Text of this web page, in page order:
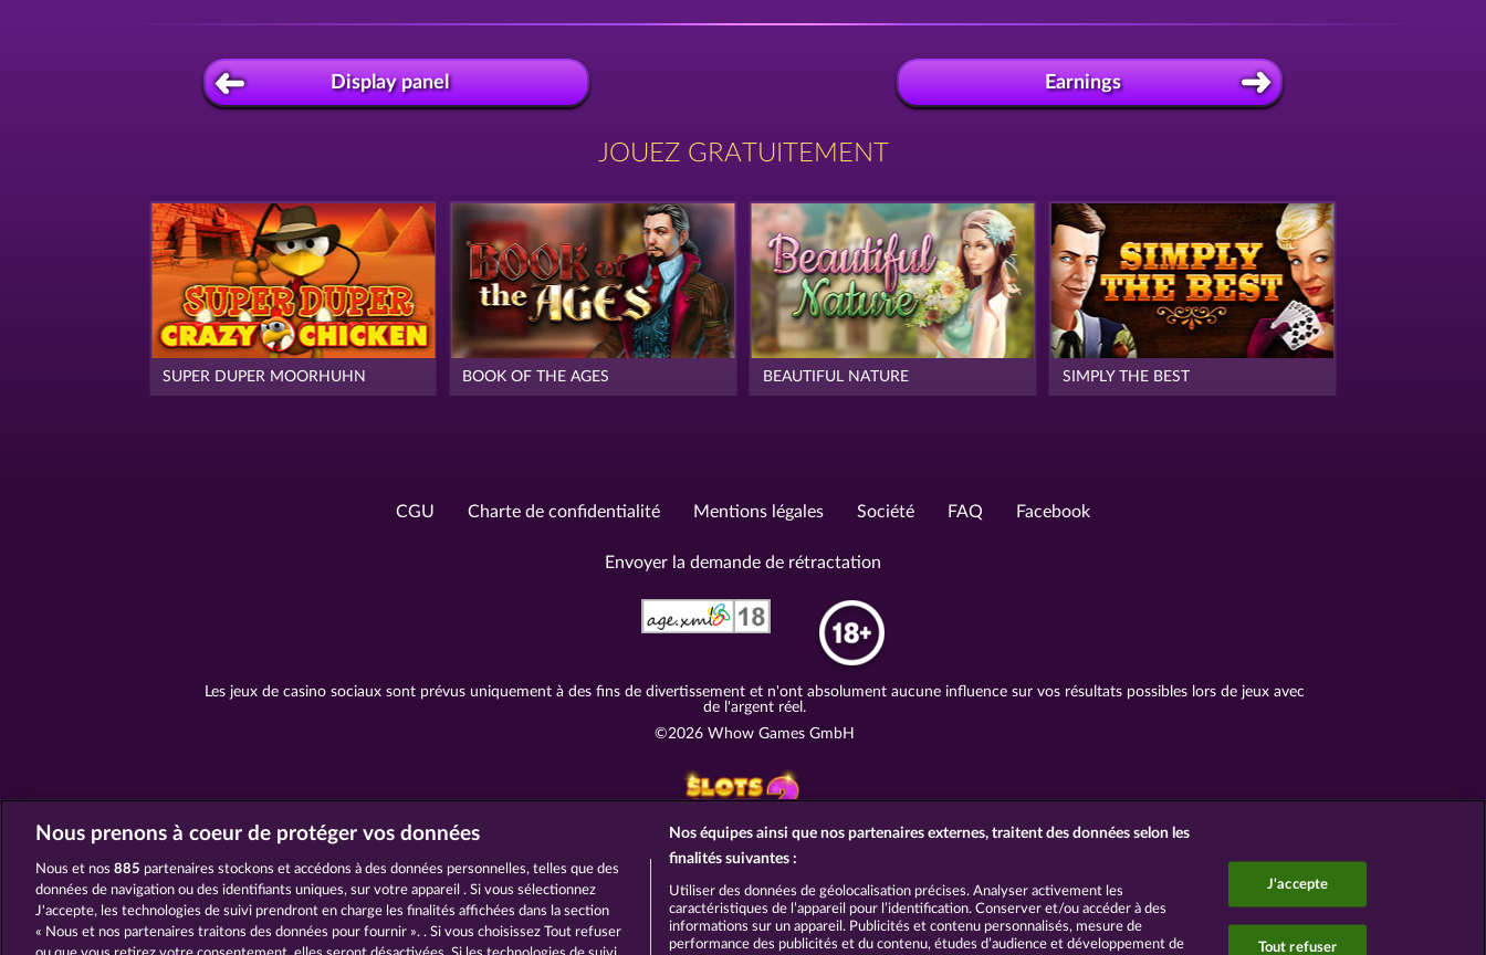
Display panel Earnings
JOUEZ GRATUITEMENT
SUPER DUPER MOORHUHN BOOK OF THE AGES BEAUTIFUL NATURE SIMPLY THE BEST
CGU Charte de confidentialité Mentions légales Société FAQ Facebook
Envoyer la demande de rétractation
Les jeux de casino sociaux sont prévus uniquement à des fins de divertissement et n'ont absolument aucune influence sur vos résultats possibles lors de jeux avec
de l'argent réel.
©2026 Whow Games GmbH
Nous prenons à coeur de protéger vos données
Nous et nos 885 partenaires stockons et accédons à des données personnelles, telles que des
données de navigation ou des identifiants uniques, sur votre appareil . Si vous sélectionnez
J'accepte, les technologies de suivi prendront en charge les finalités affichées dans la section
« Nous et nos partenaires traitons des données pour fournir ». . Si vous choisissez Tout refuser
Nos équipes ainsi que nos partenaires externes, traitent des données selon les
finalités suivantes :
Utiliser des données de géolocalisation précises. Analyser activement les
caractéristiques de l’appareil pour l’identification. Conserver et/ou accéder à des
informations sur un appareil. Publicités et contenu personnalisés, mesure de
performance des publicités et du contenu, études d’audience et développement de
J'accepte
Tout refuser